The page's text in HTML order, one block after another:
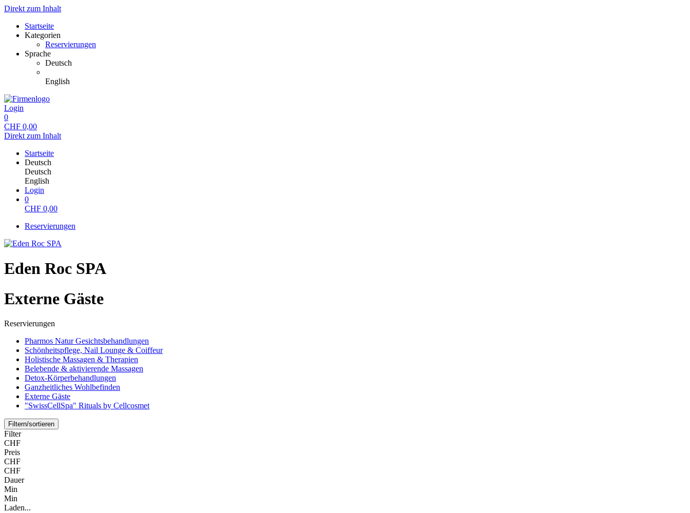
Direkt zum Inhalt
Startseite
Kategorien
Reservierungen
Sprache
Deutsch
English
Login
0
CHF 0,00
Direkt zum Inhalt
Startseite
Deutsch
Deutsch
English
Login
0
CHF 0,00
Reservierungen
Eden Roc SPA
Externe Gäste
Reservierungen
Pharmos Natur Gesichtsbehandlungen
Schönheitspflege, Nail Lounge & Coiffeur
Holistische Massagen & Therapien
Belebende & aktivierende Massagen
Detox-Körperbehandlungen
Ganzheitliches Wohlbefinden
Externe Gäste
"SwissCellSpa" Rituals by Cellcosmet
Filtern/sortieren
Filter
CHF
Preis
CHF
CHF
Dauer
Min
Min
Laden...